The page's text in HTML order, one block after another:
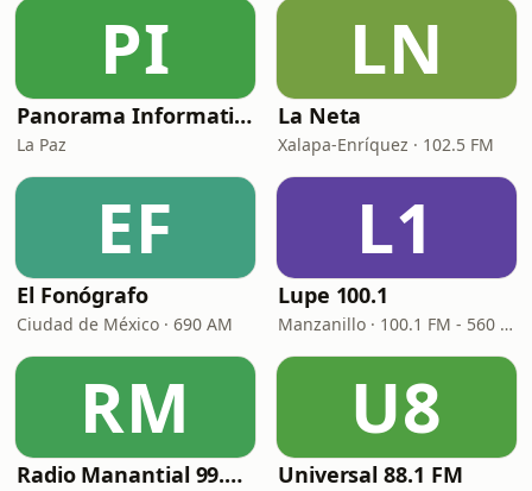
PI
Panorama Informativo
La Paz
LN
La Neta
Xalapa-Enríquez · 102.5 FM
EF
El Fonógrafo
Ciudad de México · 690 AM
L1
Lupe 100.1
Manzanillo · 100.1 FM - 560 AM
RM
Radio Manantial 99.5 FM XHTGM
U8
Universal 88.1 FM